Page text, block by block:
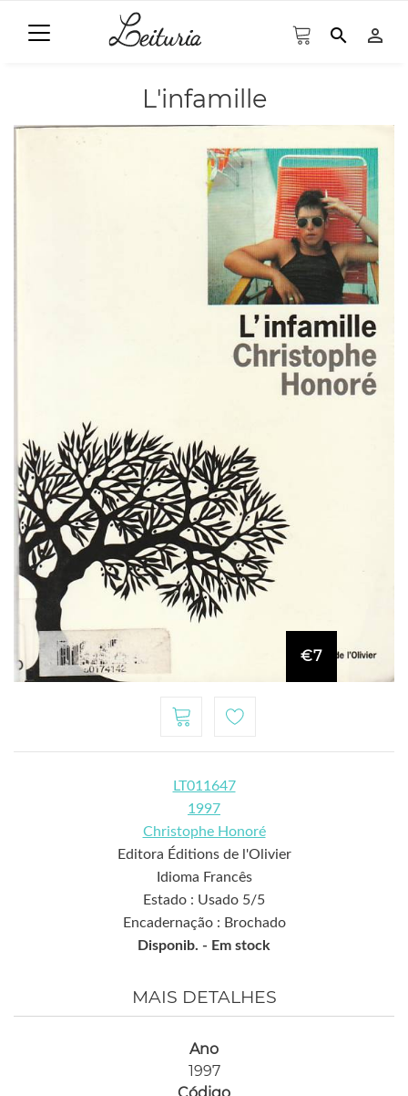
search person_outline
L'infamille
€7
LT011647
1997
Christophe Honoré
Editora Éditions de l'Olivier
Idioma Francês
Estado : Usado 5/5
Encadernação : Brochado
Disponib. - Em stock
MAIS DETALHES
Ano
1997